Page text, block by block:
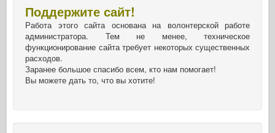
Поддержите сайт!
Работа этого сайта основана на волонтерской работе
администратора. Тем не менее, техническое
функционирование сайта требует некоторых существенных
расходов.
Заранее большое спасибо всем, кто нам помогает!
Вы можете дать то, что вы хотите!